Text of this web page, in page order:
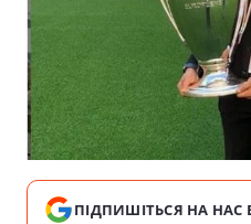
ПІДПИШІТЬСЯ НА НАС В